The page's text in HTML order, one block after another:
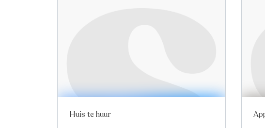
Nieuw
Huis te huur